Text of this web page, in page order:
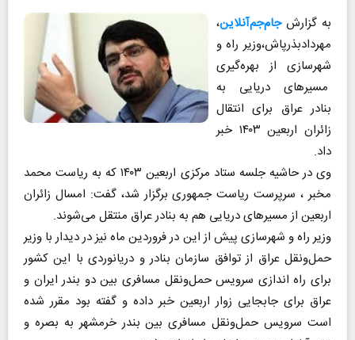
به گزارشجام‌جم‌آنلاین،
مهردادبذرپاش،وزیر راه و
شهرسازی از بهره‌گیری
مسیر‌های دریایی به
بنادر عراق برای انتقال
زائران اربعین ۱۴۰۳ خبر
داد.
وی در حاشیه جلسه ستاد مرکزی اربعین ۱۴۰۳ که به ریاست محمد
مخبر ، سرپرست ریاست جمهوری برگزار شد، گفت: امسال زائران
اربعین از مسیر‌های دریایی هم به بنادر عراق منتقل می‌شوند.
وزیر راه و شهرسازی پیش از این در فروردین ماه نیز در دیدار با وزیر
حمل‌ونقل عراق از توافق سازمان بنادر و دریانوردی با این کشور
برای راه اندازی سرویس حمل‌ونقل مسافری بین دو بندر ایران و
عراق برای جابجایی زوار اربعین خبر داده و گفته بود مقرر شده
است سرویس حمل‌ونقل مسافری بین بندر خرمشهر به بصره و